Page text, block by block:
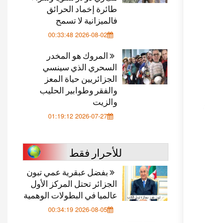
طائرة إخماد الحرائق
فالميزانية لا تسمح
2026-08-02 00:33:48
المروك هو المخدر
السحري الذي سينسي
الجزائريين حياة المعز
والفقر وطوابير الحليب
والزيت
2026-07-27 01:19:12
للأحرار فقط
بفضل عبقرية عمي تبون
الجزائر تحتل المركز الأول
عالميا في البطولات الوهمية
2026-08-05 00:34:19